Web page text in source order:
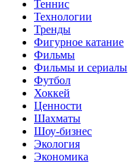
Теннис
Технологии
Тренды
Фигурное катание
Фильмы
Фильмы и сериалы
Футбол
Хоккей
Ценности
Шахматы
Шоу-бизнес
Экология
Экономика